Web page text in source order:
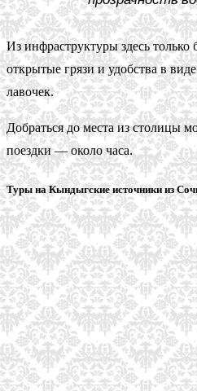
Из инфраструктуры здесь только
открытые грязи и удобства в
лавочек.
Добраться до места из столицы
поездки — около часа.
Туры на Кындыгские источники из